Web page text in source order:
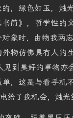
，绿色如玉，烛
简》，哲学性的
象时，由物我两
物仿佛具有人的
到美好的事物亦
，这是与看手机
给了我机会，烛光